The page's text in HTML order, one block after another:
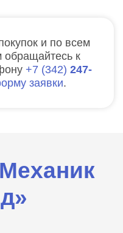
и по всем
к
7 342 247-
заявки.